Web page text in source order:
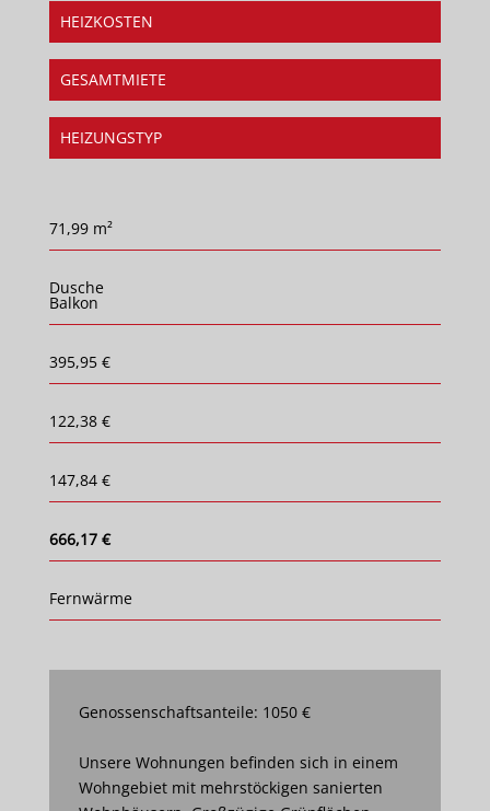
HEIZKOSTEN
GESAMTMIETE
HEIZUNGSTYP
71,99 m²
Dusche
Balkon
395,95 €
122,38 €
147,84 €
666,17 €
Fernwärme
Genossenschaftsanteile: 1050 €
Unsere Wohnungen befinden sich in einem
Wohngebiet mit mehrstöckigen sanierten